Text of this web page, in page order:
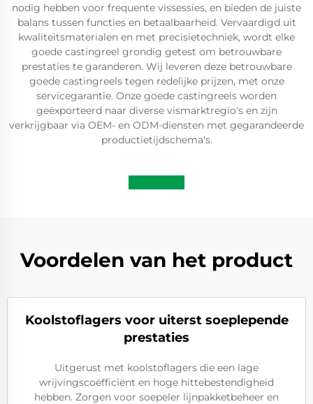
nodig hebben voor frequente vissessies, en bieden de juiste
balans tussen functies en betaalbaarheid. Vervaardigd uit
kwaliteitsmaterialen en met precisietechniek, wordt elke
goede castingreel grondig getest om betrouwbare
prestaties te garanderen. Wij leveren deze betrouwbare
goede castingreels tegen redelijke prijzen, met onze
servicegarantie. Onze goede castingreels worden
geëxporteerd naar diverse vismarktregio's en zijn
verkrijgbaar via OEM- en ODM-diensten met gegarandeerde
productietijdschema's.
Voordelen van het product
Koolstoflagers voor uiterst soeplepende
prestaties
Uitgerust met koolstoflagers die een lage
wrijvingscoëfficiënt en hoge hittebestendigheid
hebben. Zorgen voor soepeler lijnpakketbeheer en